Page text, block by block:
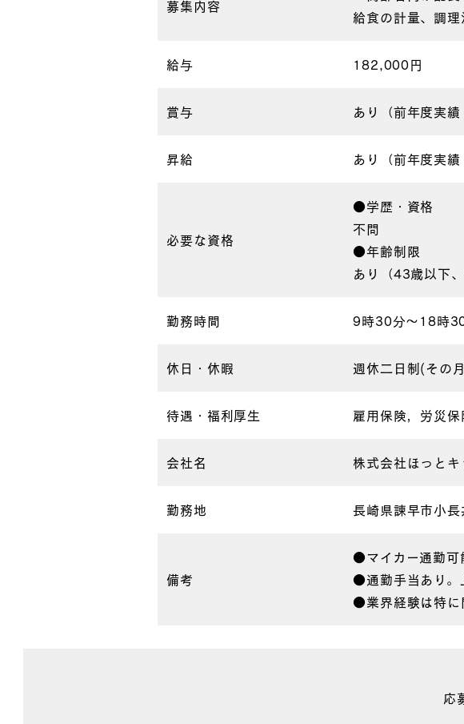
募集内容
給食の計量、調
給与 182,000円
賞与 あり（前年度実績
昇給 あり（前年度実
必要な資格
●学歴・資格
不問
●年齢制限
あり（43歳以下
勤務時間 9時30分〜18時
休日・休暇 週休二日制(その
待遇・福利厚生 雇用保険，労災
会社名 株式会社ほっとキ
勤務地 長崎県諫早市小
備考
●マイカー通勤可
●通勤手当あり。
●業界経験は特に
応